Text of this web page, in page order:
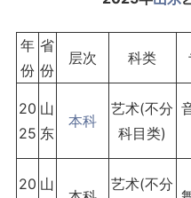
年
份
省
份
层次 科类
20
25
山
东
本科
艺术(不分
科目类)
20 山
艺术(不分